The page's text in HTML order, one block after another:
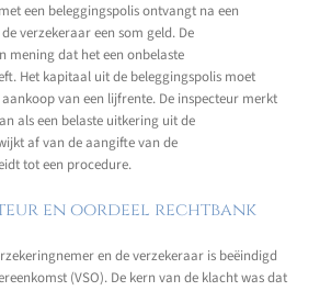
een beleggingspolis ontvangt na een
verzekeraar een som geld. De
mening dat het een onbelaste
Het kapitaal uit de beleggingspolis moet
van een lijfrente. De inspecteur merkt
als een belaste uitkering uit de
af van de aangifte van de
tot een procedure.
en oordeel rechtbank
en de verzekeraar is beëindigd
(VSO). De kern van de klacht was dat